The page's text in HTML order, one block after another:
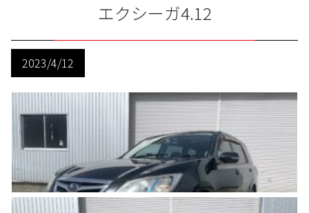
エクシーガ4.12
2023/4/12